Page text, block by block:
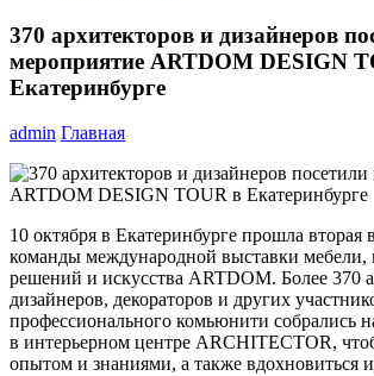
370 архитекторов и дизайнеров
мероприятие ARTDOM DESIGN
Екатеринбурге
admin Главная
10 октября в Екатеринбурге прошла вторая
команды международной выставки мебели,
решений и искусства ARTDOM. Более 370
дизайнеров, декораторов и других
профессионального комьюнити собрались
в интерьерном центре ARCHITECTOR,
опытом и знаниями, а также вдохновиться